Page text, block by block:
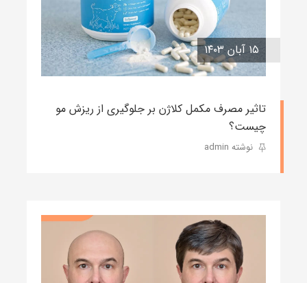
۱۵ آبان ۱۴۰۳
تاثیر مصرف مکمل کلاژن بر جلوگیری از ریزش مو
چیست؟
نوشته admin